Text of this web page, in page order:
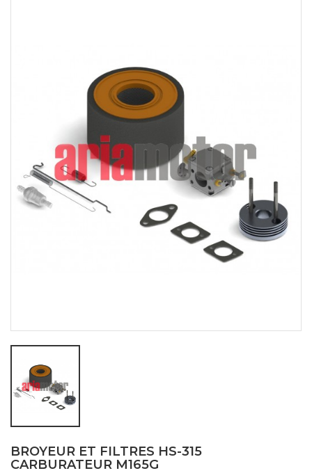
BROYEUR ET FILTRES HS-315
CARBURATEUR M165G